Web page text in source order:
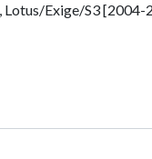
Exige/S3